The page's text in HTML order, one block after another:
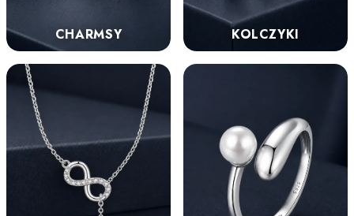
CHARMSY KOLCZYKI